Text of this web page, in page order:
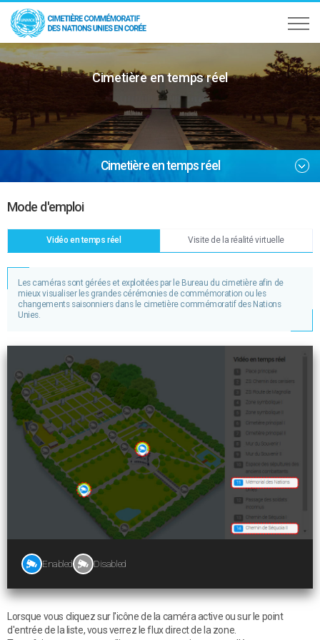
Cimetière en temps réel
Cimetière en temps réel
Mode d'emploi
Vidéo en temps réel Visite de la réalité virtuelle
Les caméras sont gérées et exploitées par le Bureau du cimetière afin de
mieux visualiser les grandes cérémonies de commémoration ou les
changements saisonniers dans le cimetière commémoratif des Nations
Unies.
Enabled Disabled
Lorsque vous cliquez sur l'icône de la caméra active ou sur le point
d'entrée de la liste, vous verrez le flux direct de la zone.